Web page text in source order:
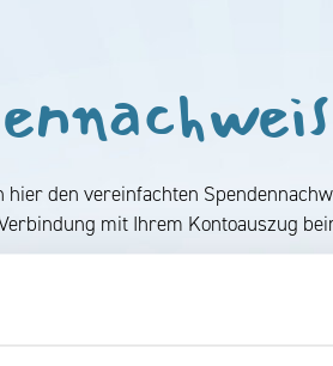
hier den vereinfachten
mit Ihrem Kontoauszug